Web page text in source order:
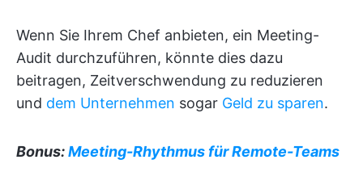
Wenn Sie Ihrem Chef anbieten, ein Meeting-
Audit durchzuführen, könnte dies dazu
beitragen, Zeitverschwendung zu reduzieren
und dem Unternehmen sogar Geld zu sparen.
Bonus:Meeting-Rhythmus für Remote-Teams